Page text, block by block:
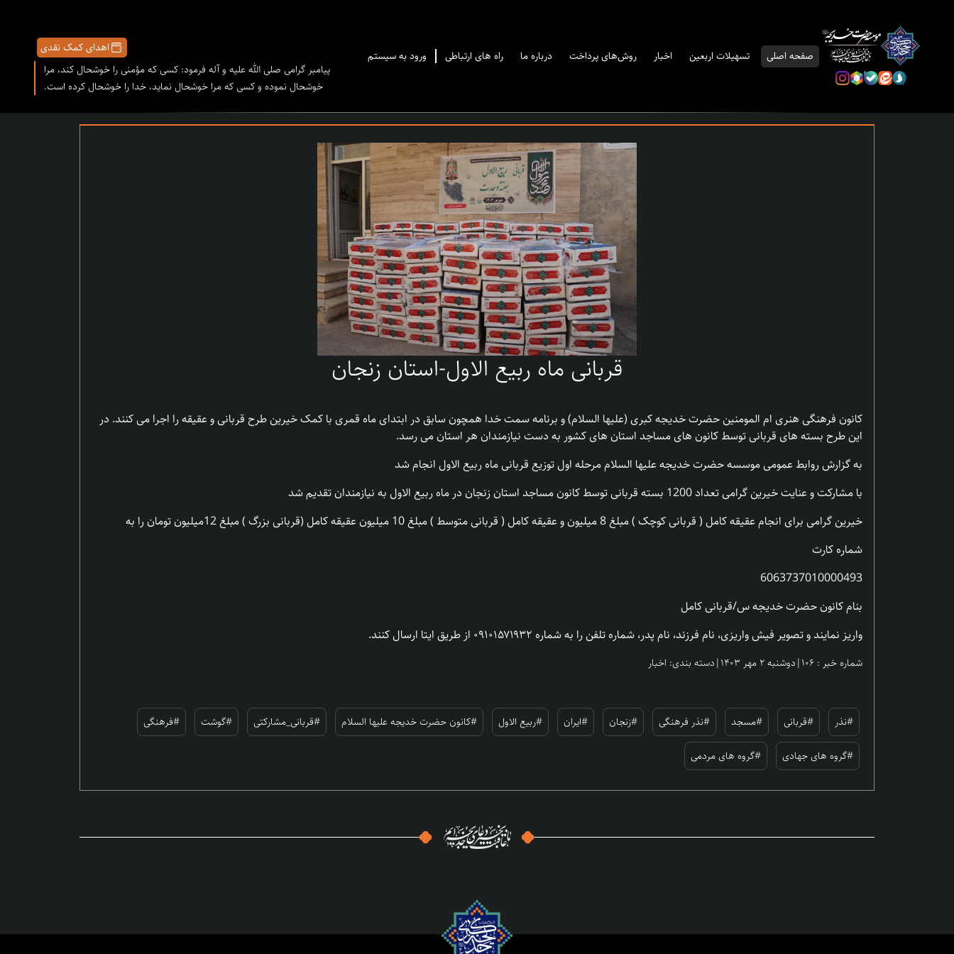
صفحه اصلی تسهیلات اربعین اخبار روش‌های پرداخت درباره ما راه های ارتباطی ورود به سیستم
اهدای کمک نقدی
پیامبر گرامى صلى الله علیه و آله فرمود: کسى که مؤمنى را خوشحال کند، مرا
خوشحال نموده و کسى که مرا خوشحال نماید، خدا را خوشحال کرده است.
قربانی ماه ربیع الاول-استان زنجان
کانون فرهنگی هنری ام المومنین حضرت خدیجه کبری (علیها السلام) و برنامه سمت خدا همچون سابق در ابتدای ماه قمری با کمک خیرین طرح قربانی و عقیقه را اجرا می کنند. در
این طرح بسته های قربانی توسط کانون های مساجد استان های کشور به دست نیازمندان هر استان می رسد.
به گزارش روابط عمومی موسسه حضرت خدیجه علیها السلام مرحله اول توزیع قربانی ماه ربیع الاول انجام شد
با مشارکت و عنایت خیرین گرامی تعداد 1200 بسته قربانی توسط کانون مساجد استان زنجان در ماه ربیع الاول به نیازمندان تقدیم شد
خیرین گرامی برای انجام عقیقه کامل ( قربانی کوچک ) مبلغ 8 میلیون و عقیقه کامل ( قربانی متوسط ) مبلغ 10 میلیون عقیقه کامل (قربانی بزرگ ) مبلغ 12میلیون تومان را به
شماره کارت
6063737010000493
بنام کانون حضرت خدیجه س/قربانی کامل
واریز نمایند و تصویر فیش واریزی، نام فرزند، نام پدر، شماره تلفن را به شماره ۰۹۱۰۱۵۷۱۹۳۲ از طریق ایتا ارسال کنند.
شماره خبر : ۱۰۶ |دوشنبه ۲ مهر ۱۴۰۳ |دسته بندی: اخبار
#نذر #قربانی #مسجد #نذر فرهنگی #زنجان #ایران #ربیع الاول #کانون حضرت خدیجه علیها السلام #قربانی_مشارکتی #گوشت #فرهنگی
#گروه های جهادی #گروه های مردمی